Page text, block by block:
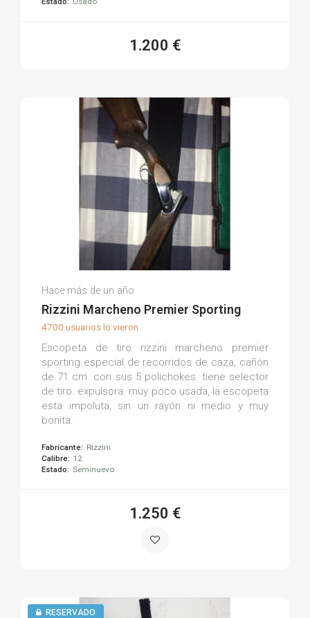
1.200 €
Ismael M.
Hace más de un año
Rizzini Marcheno Premier Sporting
4700 usuarios lo vieron
Escopeta de tiro rizzini marcheno premier
sporting especial de recorridos de caza, cañón
de 71 cm. con sus 5 polichokes. tiene selector
de tiro. expulsora. muy poco usada, la escopeta
esta impoluta, sin un rayón ni medio y muy
bonita.
Fabricante: Rizzini
Calibre: 12
Estado: Seminuevo
1.250 €
RESERVADO